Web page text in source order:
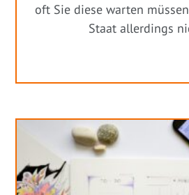
oft Sie diese warten
Staat allerdings